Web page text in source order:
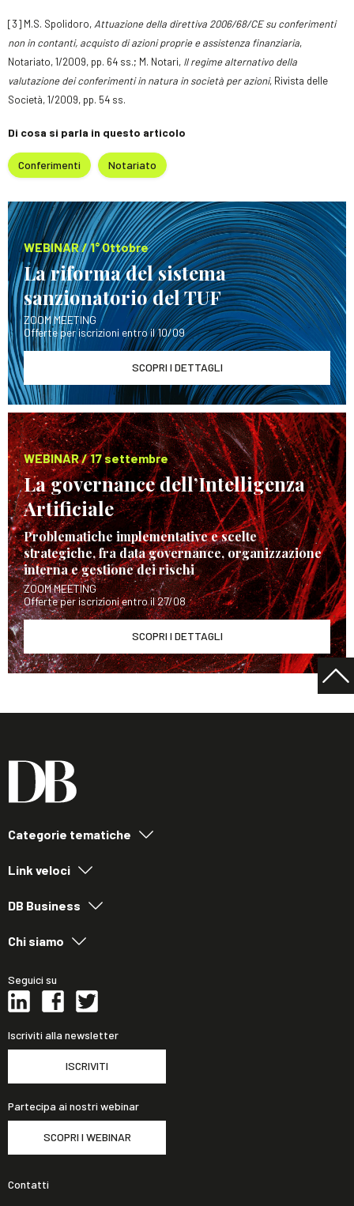
[3] M.S. Spolidoro, Attuazione della direttiva 2006/68/CE su conferimenti
non in contanti, acquisto di azioni proprie e assistenza finanziaria,
Notariato, 1/2009, pp. 64 ss.; M. Notari, Il regime alternativo della
valutazione dei conferimenti in natura in società per azioni, Rivista delle
Società, 1/2009, pp. 54 ss.
Di cosa si parla in questo articolo
Conferimenti Notariato
WEBINAR / 1° Ottobre
La riforma del sistema
sanzionatorio del TUF
ZOOM MEETING
Offerte per iscrizioni entro il 10/09
SCOPRI I DETTAGLI
WEBINAR / 17 settembre
La governance dell’Intelligenza
Artificiale
Problematiche implementative e scelte
strategiche, fra data governance, organizzazione
interna e gestione dei rischi
ZOOM MEETING
Offerte per iscrizioni entro il 27/08
SCOPRI I DETTAGLI
Categorie tematiche
Link veloci
DB Business
Chi siamo
Seguici su
Iscriviti alla newsletter
ISCRIVITI
Partecipa ai nostri webinar
SCOPRI I WEBINAR
Contatti